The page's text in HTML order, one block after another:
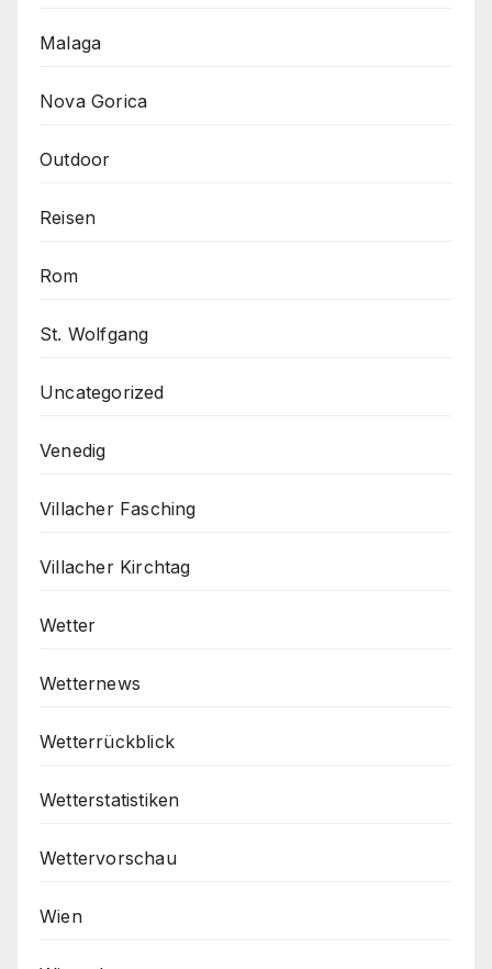
Malaga
Nova Gorica
Outdoor
Reisen
Rom
St. Wolfgang
Uncategorized
Venedig
Villacher Fasching
Villacher Kirchtag
Wetter
Wetternews
Wetterrückblick
Wetterstatistiken
Wettervorschau
Wien